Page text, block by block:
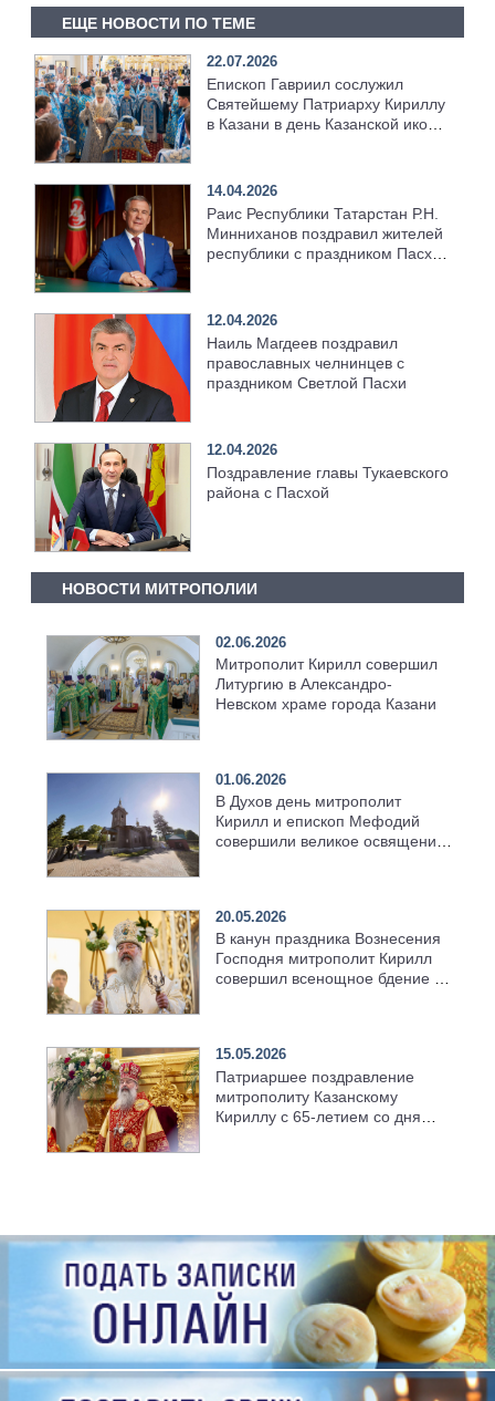
ЕЩЕ НОВОСТИ ПО ТЕМЕ
22.07.2026
Епископ Гавриил сослужил
Святейшему Патриарху Кириллу
в Казани в день Казанской иконы
14.04.2026
Раис Республики Татарстан Р.Н.
Минниханов поздравил жителей
республики с праздником Пасхи
12.04.2026
Наиль Магдеев поздравил
православных челнинцев с
праздником Светлой Пасхи
12.04.2026
Поздравление главы Тукаевского
района с Пасхой
НОВОСТИ МИТРОПОЛИИ
02.06.2026
Митрополит Кирилл совершил
Литургию в Александро-
Невском храме города Казани
01.06.2026
В Духов день митрополит
Кирилл и епископ Мефодий
совершили великое освящение
20.05.2026
В канун праздника Вознесения
Господня митрополит Кирилл
совершил всенощное бдение в
15.05.2026
Патриаршее поздравление
митрополиту Казанскому
Кириллу с 65-летием со дня